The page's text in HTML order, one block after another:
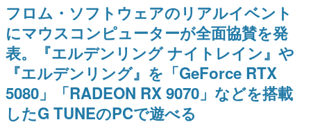
ゲームの企画書
名作ゲームクリエイターの方々に製作時のエピソードをお
聞きし、ヒットする企画（ゲーム）とは何か？を探ってい
きます。
赫本
この物語を解いてはいけない。『赫本』は、〈試験問題〉
の形をした短編ホラー小説集です。
新世代に訊く
ークやジオン公国軍のエンブレ
ム、型式番号などを配置
敗すると「YOU DIED」
フロム・ソフトウェアのリアルイベント
にマウスコンピューターが全面協賛を発
表。『エルデンリング ナイトレイン』や
『エルデンリング』を「GeForce RTX
5080」「RADEON RX 9070」などを搭載
したG TUNEのPCで遊べる